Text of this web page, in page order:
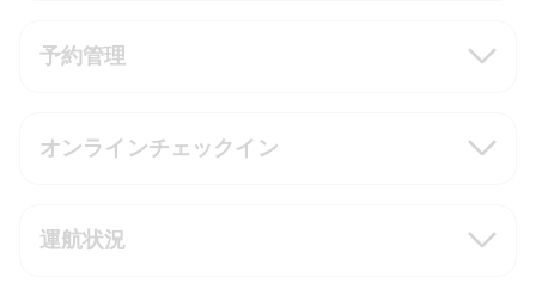
予約管理
オンラインチェックイン
運航状況